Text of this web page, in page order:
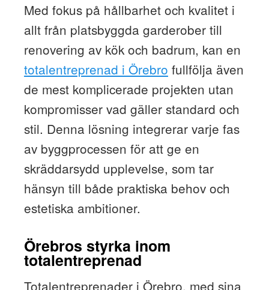
Med fokus på hållbarhet och kvalitet i
allt från platsbyggda garderober till
renovering av kök och badrum, kan en
totalentreprenad i Örebro fullfölja även
de mest komplicerade projekten utan
kompromisser vad gäller standard och
stil. Denna lösning integrerar varje fas
av byggprocessen för att ge en
skräddarsydd upplevelse, som tar
hänsyn till både praktiska behov och
estetiska ambitioner.
Örebros styrka inom
totalentreprenad
Totalentreprenader i Örebro, med sina